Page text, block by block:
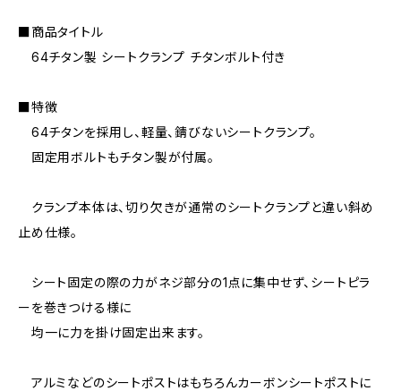
■商品タイトル
64チタン製 シートクランプ チタンボルト付き
■特徴
64チタンを採用し、軽量、錆びないシートクランプ。
固定用ボルトもチタン製が付属。
クランプ本体は、切り欠きが通常のシートクランプと違い斜め
止め仕様。
シート固定の際の力がネジ部分の1点に集中せず、シートピラ
ーを巻きつける様に
均一に力を掛け固定出来ます。
アルミなどのシートポストはもちろんカーボンシートポストに